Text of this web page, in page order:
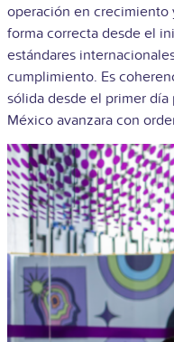
operación en crecimiento
forma correcta desde el
estándares
cumplimiento. Es
sólida desde el primer
México avanzara con